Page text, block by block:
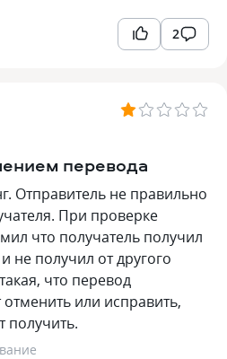
2
перевода
Отправитель не правильно
При проверке
что получатель получил
не получил от другого
что перевод
или исправить,
получить.